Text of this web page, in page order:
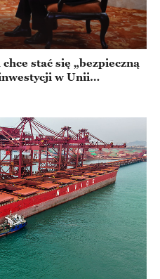
stać się „bezpieczną
w Unii